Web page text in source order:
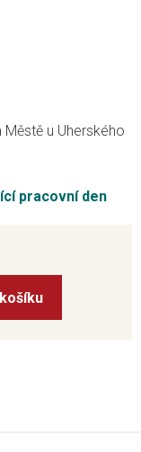
pracovní den
u Uherského